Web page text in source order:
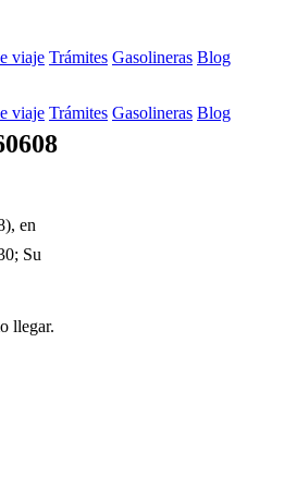
viaje Trámites Gasolineras Blog
viaje Trámites Gasolineras Blog
en
Su
llegar.